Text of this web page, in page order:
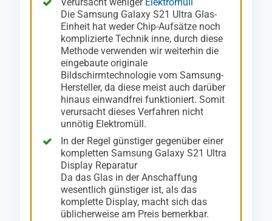
Verursacht weniger Elektromüll
Die Samsung Galaxy S21 Ultra Glas-
Einheit hat weder Chip-Aufsätze noch
komplizierte Technik inne, durch diese
Methode verwenden wir weiterhin die
eingebaute originale
Bildschirmtechnologie vom Samsung-
Hersteller, da diese meist auch darüber
hinaus einwandfrei funktioniert. Somit
verursacht dieses Verfahren nicht
unnötig Elektromüll.
In der Regel günstiger gegenüber einer
kompletten Samsung Galaxy S21 Ultra
Display Reparatur
Da das Glas in der Anschaffung
wesentlich günstiger ist, als das
komplette Display, macht sich das
üblicherweise am Preis bemerkbar.